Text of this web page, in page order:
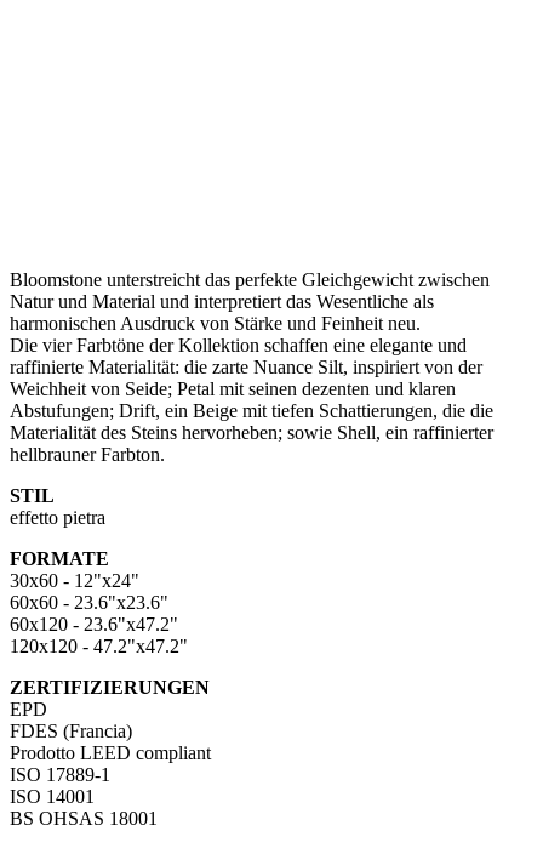
Bloomstone unterstreicht das perfekte Gleichgewicht zwischen
Natur und Material und interpretiert das Wesentliche als
harmonischen Ausdruck von Stärke und Feinheit neu.
Die vier Farbtöne der Kollektion schaffen eine elegante und
raffinierte Materialität: die zarte Nuance Silt, inspiriert von der
Weichheit von Seide; Petal mit seinen dezenten und klaren
Abstufungen; Drift, ein Beige mit tiefen Schattierungen, die die
Materialität des Steins hervorheben; sowie Shell, ein raffinierter
hellbrauner Farbton.
STIL
effetto pietra
FORMATE
30x60 - 12"x24"
60x60 - 23.6"x23.6"
60x120 - 23.6"x47.2"
120x120 - 47.2"x47.2"
ZERTIFIZIERUNGEN
EPD
FDES (Francia)
Prodotto LEED compliant
ISO 17889-1
ISO 14001
BS OHSAS 18001